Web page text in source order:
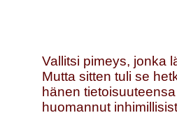
Vallitsi pimeys, jonka
Mutta sitten tuli se
hänen
huomannut